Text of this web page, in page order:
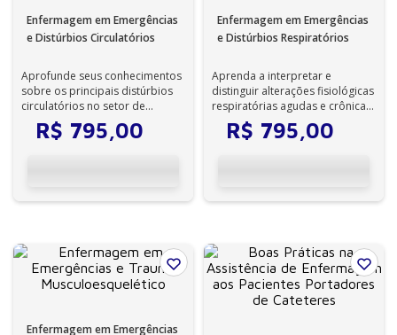
Enfermagem em Emergências
e Distúrbios Circulatórios
Aprofunde seus conhecimentos
sobre os principais distúrbios
circulatórios no setor de
emergência.
R$ 795,00
Enfermagem em Emergências
e Distúrbios Respiratórios
Aprenda a interpretar e
distinguir alterações fisiológicas
respiratórias agudas e crônicas
em pacientes de sala de
emerg...
R$ 795,00
Enfermagem em Emergências